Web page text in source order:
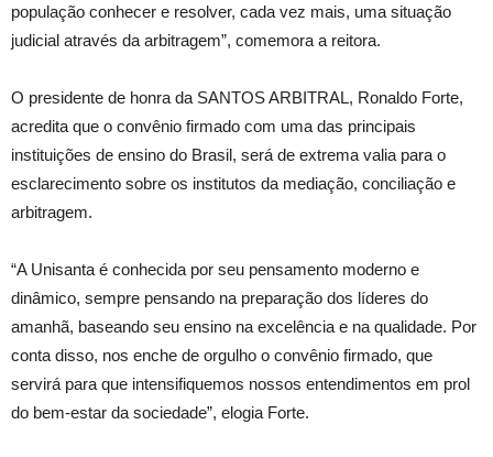
população conhecer e resolver, cada vez mais, uma situação
judicial através da arbitragem”, comemora a reitora.
O presidente de honra da SANTOS ARBITRAL, Ronaldo Forte,
acredita que o convênio firmado com uma das principais
instituições de ensino do Brasil, será de extrema valia para o
esclarecimento sobre os institutos da mediação, conciliação e
arbitragem.
“A Unisanta é conhecida por seu pensamento moderno e
dinâmico, sempre pensando na preparação dos líderes do
amanhã, baseando seu ensino na excelência e na qualidade. Por
conta disso, nos enche de orgulho o convênio firmado, que
servirá para que intensifiquemos nossos entendimentos em prol
do bem-estar da sociedade”, elogia Forte.